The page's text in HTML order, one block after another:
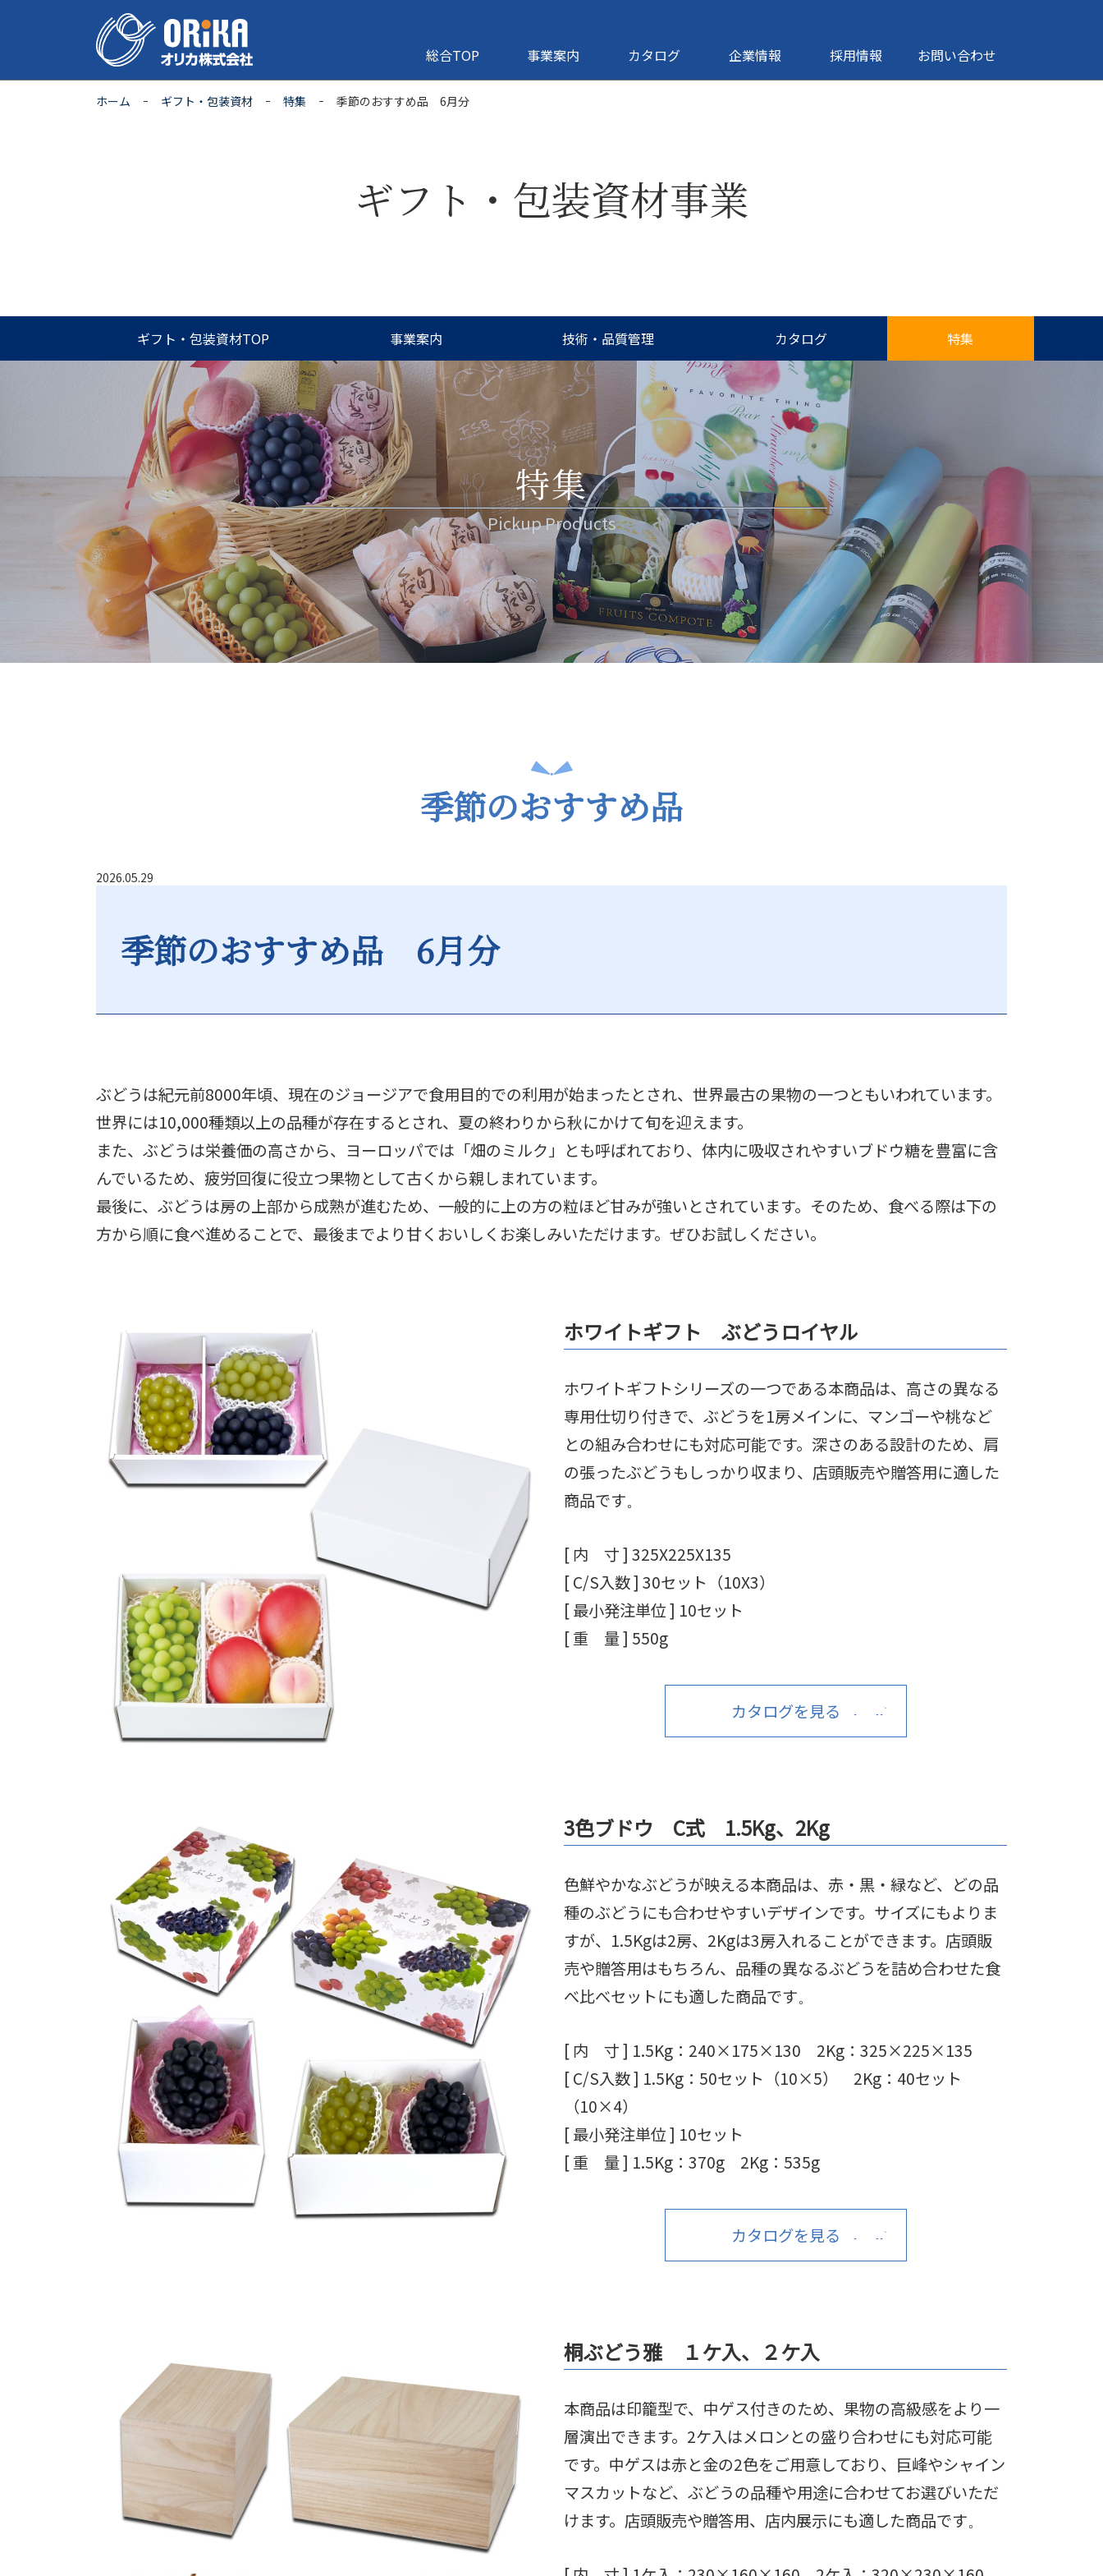
総合TOP 事業案内 カタログ 企業情報 採用情報 お問い合わせ
ホーム ギフト・包装資材 特集 季節のおすすめ品 6月分
ギフト・包装資材事業
ギフト・包装資材TOP 事業案内 技術・品質管理 カタログ 特集
特集
Pickup Products
季節のおすすめ品
2026.05.29
季節のおすすめ品 6月分
ぶどうは紀元前8000年頃、現在のジョージアで食用目的での利用が始まったとされ、世界最古の果物の一つともいわれています。
世界には10,000種類以上の品種が存在するとされ、夏の終わりから秋にかけて旬を迎えます。
また、ぶどうは栄養価の高さから、ヨーロッパでは「畑のミルク」とも呼ばれており、体内に吸収されやすいブドウ糖を豊富に含
んでいるため、疲労回復に役立つ果物として古くから親しまれています。
最後に、ぶどうは房の上部から成熟が進むため、一般的に上の方の粒ほど甘みが強いとされています。そのため、食べる際は下の
方から順に食べ進めることで、最後までより甘くおいしくお楽しみいただけます。ぜひお試しください。
ホワイトギフト ぶどうロイヤル
ホワイトギフトシリーズの一つである本商品は、高さの異なる
専用仕切り付きで、ぶどうを1房メインに、マンゴーや桃など
との組み合わせにも対応可能です。深さのある設計のため、肩
の張ったぶどうもしっかり収まり、店頭販売や贈答用に適した
商品です。
[ 内 寸 ] 325X225X135
[ C/S入数 ] 30セット（10X3）
[ 最小発注単位 ] 10セット
[ 重 量 ] 550g
カタログを見る
3色ブドウ C式 1.5Kg、2Kg
色鮮やかなぶどうが映える本商品は、赤・黒・緑など、どの品
種のぶどうにも合わせやすいデザインです。サイズにもよりま
すが、1.5Kgは2房、2Kgは3房入れることができます。店頭販
売や贈答用はもちろん、品種の異なるぶどうを詰め合わせた食
べ比べセットにも適した商品です。
[ 内 寸 ] 1.5Kg：240×175×130 2Kg：325×225×135
[ C/S入数 ] 1.5Kg：50セット（10×5） 2Kg：40セット
（10×4）
[ 最小発注単位 ] 10セット
[ 重 量 ] 1.5Kg：370g 2Kg：535g
カタログを見る
桐ぶどう雅 １ケ入、２ケ入
本商品は印籠型で、中ゲス付きのため、果物の高級感をより一
層演出できます。2ケ入はメロンとの盛り合わせにも対応可能
です。中ゲスは赤と金の2色をご用意しており、巨峰やシャイン
マスカットなど、ぶどうの品種や用途に合わせてお選びいただ
けます。店頭販売や贈答用、店内展示にも適した商品です。